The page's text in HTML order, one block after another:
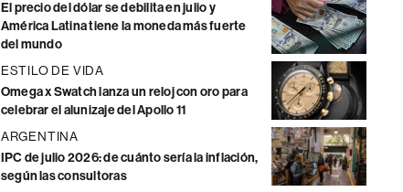
El precio del dólar se debilita en julio y
América Latina tiene la moneda más fuerte
del mundo
ESTILO DE VIDA
Omega x Swatch lanza un reloj con oro para
celebrar el alunizaje del Apollo 11
ARGENTINA
IPC de julio 2026: de cuánto sería la inflación,
según las consultoras